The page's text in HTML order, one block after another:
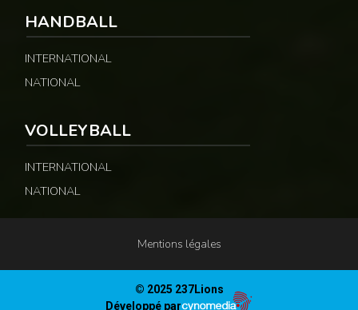
HANDBALL
INTERNATIONAL
NATIONAL
VOLLEYBALL
INTERNATIONAL
NATIONAL
Mentions légales
© 2025 237Lions
Développé par